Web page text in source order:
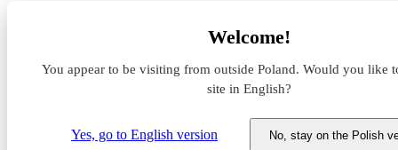
Welcome!
You appear to be visiting from outside Poland. Would you like
site in English?
Yes, go to English version No, stay on the Polish
Panattoni przekroczy 200 000 mkw. w ramach segmentu City
Panattoni przekroczy 200 000
mkw. w ramach segmentu City